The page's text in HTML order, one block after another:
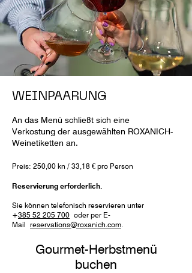
WEINPAARUNG
An das Menü schließt sich eine
Verkostung der ausgewählten ROXANICH-
Weinetiketten an.
Preis: 250,00 kn / 33,18 € pro Person
Reservierung erforderlich.
Sie können telefonisch reservieren unter
+385 52 205 700 oder per E-
Mail reservations@roxanich.com.
Gourmet-Herbstmenü
buchen